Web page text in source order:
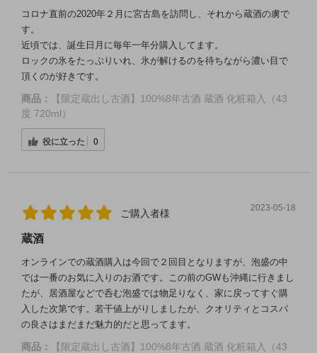
コロナ直前の2020年２月に宮古島を訪問し、それから蔵酒の虜で
す。
近頃では、誕生日月に毎年一年分購入してます。
ロックの氷をたっぷりいれ、氷が解けるのを待ちながら濃い目で
頂くのが好きです。
商品：
【限定蔵出し古酒】100%8年古酒 蔵酒 化粧箱入（43
度 720ml）
役に立った 0
ご購入者様 2023-05-18
蔵酒
オンラインでの蔵酒購入は今回で２回目となりますが、泡盛の中
では一番のお気に入りのお酒です。この前のGWも沖縄に行きまし
たが、居酒屋などで呑む泡盛では物足りなく、家に戻ってすぐ購
入した次第です。若干値上がりしましたが、クオリティとコスパ
の良さはまだまだ魅力的だと思ってます。
商品：
【限定蔵出し古酒】100%8年古酒 蔵酒 化粧箱入（43